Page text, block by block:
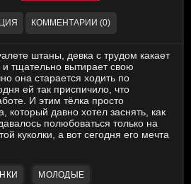
КОММЕНТАРИИ (0)
штаны, девка с трудом какает
тщательно вытирает свою
она старается ходить по
ей так приспичило, что
И этим тёлка просто
который давно хотел заснять, как
полюбоваться только на
куколки, а вот сегодня его мечта
МОЛОДЫЕ